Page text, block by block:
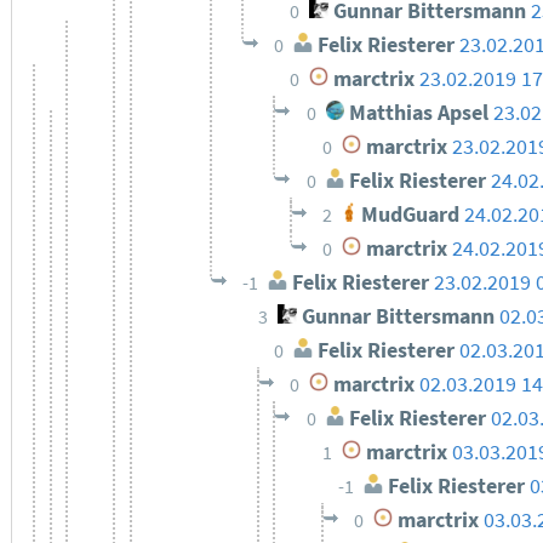
0 Gunnar Bittersmann
0 Felix Riesterer
0 marctrix23.02.2019
0 Matthias Apsel
0 marctrix
0 Felix Riesterer
2 MudGuard
0 marctrix
-1 Felix Riesterer 23.02.2019
3 Gunnar Bittersmann
0 Felix Riesterer
0 marctrix02.03.2019
0 Felix Riesterer
1 marctrix
-1 Felix Riesterer
0 marctrix